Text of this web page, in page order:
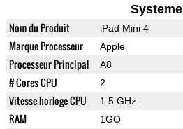
Systeme
Nom du Produit iPad Mini 4
Marque Processeur Apple
Processeur Principal A8
# Cores CPU 2
Vitesse horloge CPU 1.5 GHz
RAM 1GO